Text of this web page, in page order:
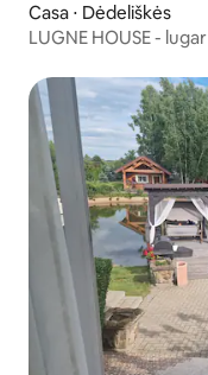
Casa ⋅ Dėdeliškės
LUGNE HOUSE -